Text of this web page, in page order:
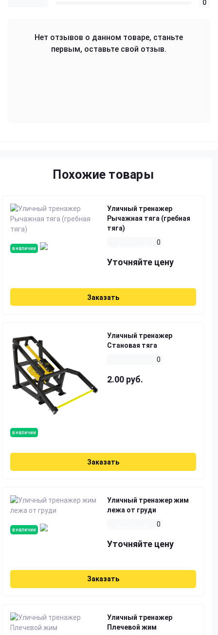
0
Нет отзывов о данном товаре, станьте
первым, оставьте свой отзыв.
Похожие товары
в наличии
Уличный тренажер
Рычажная тяга (гребная
тяга)
0
Уточняйте цену
Заказать
в наличии
Уличный тренажер
Становая тяга
0
2.00 руб.
Заказать
в наличии
Уличный тренажер жим
лежа от груди
0
Уточняйте цену
Заказать
Уличный тренажер
Плечевой жим